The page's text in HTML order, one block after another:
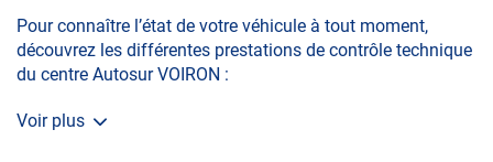
Pour connaître l’état de votre véhicule à tout moment,
découvrez les différentes prestations de contrôle technique
du centre Autosur VOIRON :
La visite initiale
Voir plus